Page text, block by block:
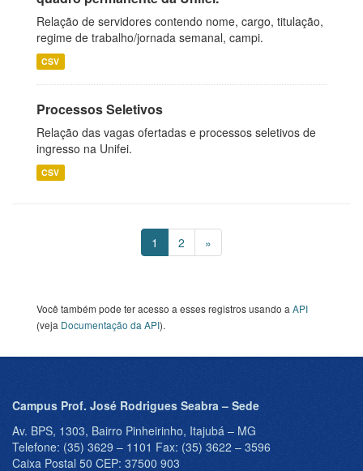
Relação de servidores contendo nome, cargo, titulação,
regime de trabalho/jornada semanal, campi.
CSV
Processos Seletivos
Relação das vagas ofertadas e processos seletivos de
ingresso na Unifei.
CSV
1 2 »
Você também pode ter acesso a esses registros usando a API
(veja Documentação da API).
Campus Prof. José Rodrigues Seabra – Sede
Av. BPS, 1303, Bairro Pinheirinho, Itajubá – MG
Telefone: (35) 3629 – 1101 Fax: (35) 3622 – 3596
Caixa Postal 50 CEP: 37500 903